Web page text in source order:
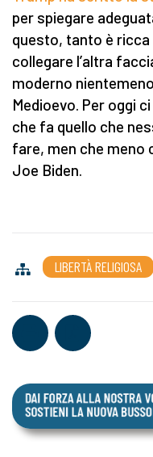
per spiegare
questo, tanto è ricca
collegare l’altra
moderno
Medioevo. Per oggi
che fa quello che
fare, men che meno
Joe Biden.
LIBERTÀ RELIGIOSA